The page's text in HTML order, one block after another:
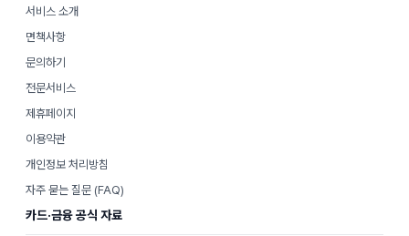
서비스 소개
면책사항
문의하기
전문서비스
제휴페이지
이용약관
개인정보 처리방침
자주 묻는 질문 (FAQ)
카드·금융 공식 자료